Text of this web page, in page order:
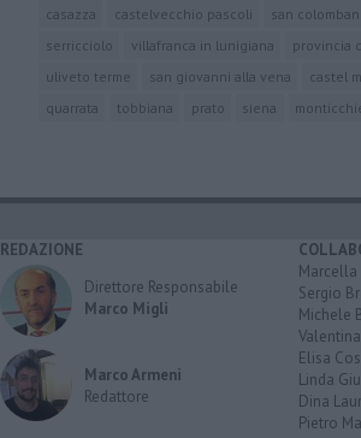
casazza
castelvecchio pascoli san
serricciolo
villafranca in lunigiana provincia
uliveto terme
san giovanni alla vena castel
quarrata
tobbiana prato siena
REDAZIONE
Direttore Responsabile
Marco Migli
Marco Armeni
Redattore
Marcella
Sergio
Michele
Elisa
Linda
Dina
Pietro